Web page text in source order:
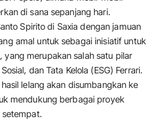
di sana sepanjang hari.
Spirito di Saxia dengan jamuan
amal untuk sebagai inisiatif untuk
yang merupakan salah satu pilar
dan Tata Kelola (ESG) Ferrari.
lelang akan disumbangkan ke
mendukung berbagai proyek